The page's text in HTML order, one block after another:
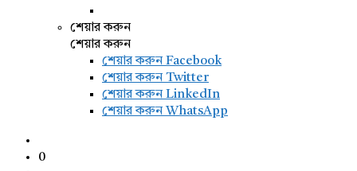
শেয়ার করুন
শেয়ার করুন
শেয়ার করুনFacebook
শেয়ার করুন Twitter
শেয়ার করুন LinkedIn
শেয়ার করুন WhatsApp
0